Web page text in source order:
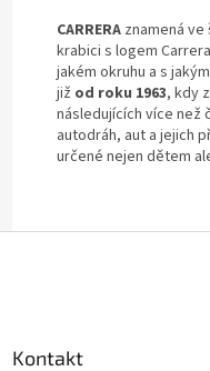
CARRERA znamená
krabici s logem
jakém okruhu a s
již od roku 1963, kdy
následujících více než
autodráh, aut a jejich
určené nejen dětem
Kontakt